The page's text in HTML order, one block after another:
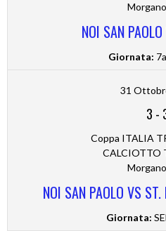
NOI SAN
Giornata:
31
3 -
Coppa ITALIA
CALCIOTTO
NOI SAN PAOLO VS ST.
Giornata: